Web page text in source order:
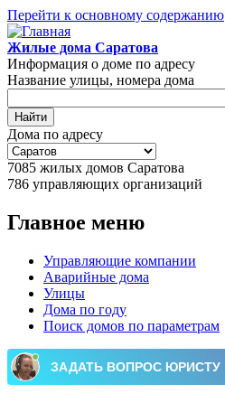
Перейти к основному содержанию
Жилые дома Саратова
Информация о доме по адресу
Название улицы, номера дома
Дома по адресу
7085 жилых домов Саратова
786 управляющих организаций
Главное меню
Управляющие компании
Аварийные дома
Улицы
Дома по году
Поиск домов по параметрам